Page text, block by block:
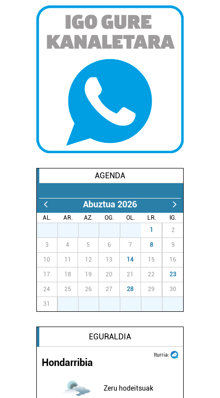
AGENDA
Abuztua 2026
AL. AR. AZ. OG. OL. LR.
IG.
1 2
3 4 5 6 7 8 9
10 11 12 13 14 15 16
17 18 19 20 21 22 23
24 25 26 27 28 29 30
31
EGURALDIA
Iturria:
Hondarribia
Zeru hodeitsuak